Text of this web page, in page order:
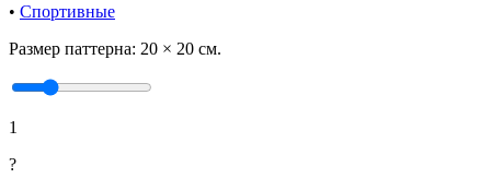
• Спортивные
Размер паттерна: 20 × 20 см.
1
?